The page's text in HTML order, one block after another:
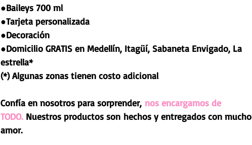
●Baileys 700 ml
●Tarjeta personalizada
●Decoración
●Domicilio GRATIS en Medellín, Itagüí, Sabaneta Envigado, La
estrella*
(*) Algunas zonas tienen costo adicional
Confía en nosotros para sorprender, nos encargamos de
TODO. Nuestros productos son hechos y entregados con mucho
amor.